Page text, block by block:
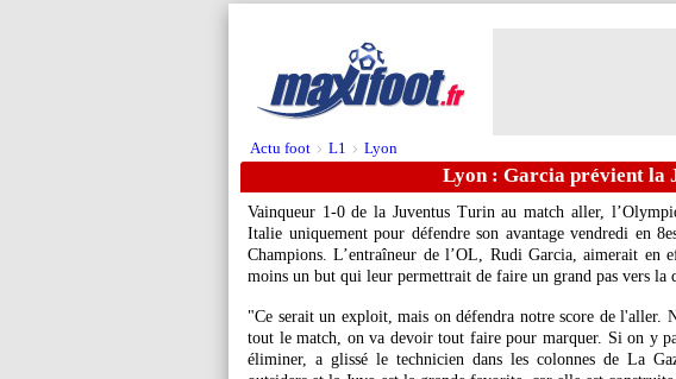
Actu foot > L1 > Lyon
Lyon : Garcia prévient la
Vainqueur 1-0 de la Juventus Turin au match aller,
Italie uniquement pour défendre son avantage vendredi en
Champions. L’entraîneur de l’OL, Rudi Garcia, aimerait en
moins un but qui leur permettrait de faire un grand pas vers la
"Ce serait un exploit, mais on défendra notre score de l'aller.
tout le match, on va devoir tout faire pour marquer. Si on y
éliminer, a glissé le technicien dans les colonnes de La